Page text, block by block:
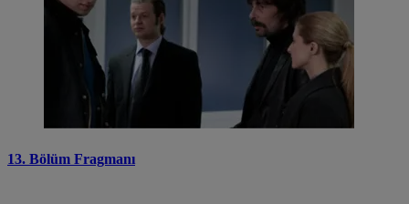
13. Bölüm Fragmanı